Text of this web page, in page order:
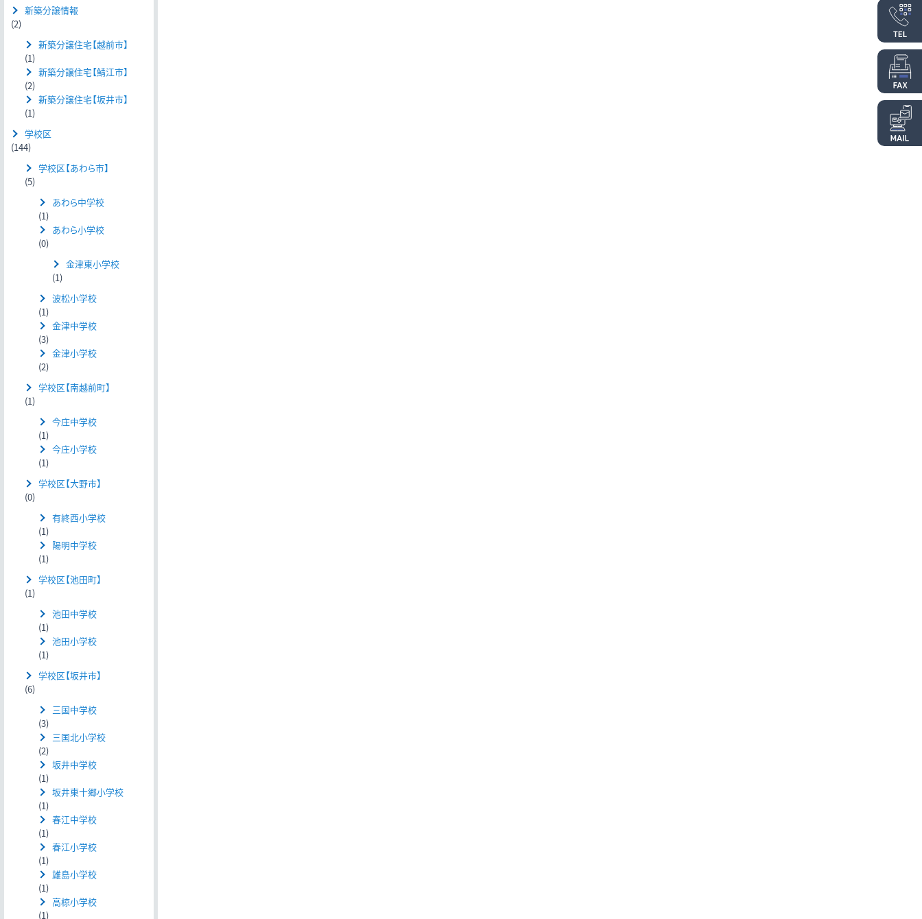
新築分譲情報
(2)
新築分譲住宅【越前市】
(1)
新築分譲住宅【鯖江市】
(2)
新築分譲住宅【坂井市】
(1)
学校区
(144)
学校区【あわら市】
(5)
あわら中学校
(1)
あわら小学校
(0)
金津東小学校
(1)
波松小学校
(1)
金津中学校
(3)
金津小学校
(2)
学校区【南越前町】
(1)
今庄中学校
(1)
今庄小学校
(1)
学校区【大野市】
(0)
有終西小学校
(1)
陽明中学校
(1)
学校区【池田町】
(1)
池田中学校
(1)
池田小学校
(1)
学校区【坂井市】
(6)
三国中学校
(3)
三国北小学校
(2)
坂井中学校
(1)
坂井東十郷小学校
(1)
春江中学校
(1)
春江小学校
(1)
雄島小学校
(1)
高椋小学校
(1)